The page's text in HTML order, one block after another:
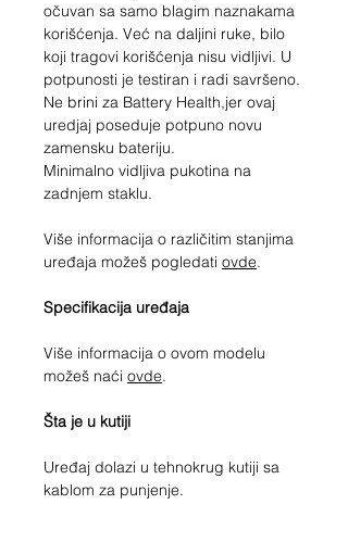
očuvan sa samo blagim naznakama
korišćenja. Već na daljini ruke, bilo
koji tragovi korišćenja nisu vidljivi. U
potpunosti je testiran i radi savršeno.
Ne brini za Battery Health,jer ovaj
uredjaj poseduje potpuno novu
zamensku bateriju.
Minimalno vidljiva pukotina na
zadnjem staklu.
Više informacija o različitim stanjima
uređaja možeš pogledati ovde.
Specifikacija uređaja
Više informacija o ovom modelu
možeš naći ovde.
Šta je u kutiji
Uređaj dolazi u tehnokrug kutiji sa
kablom za punjenje.